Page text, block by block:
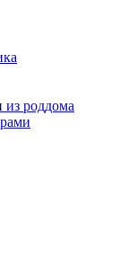
роддома